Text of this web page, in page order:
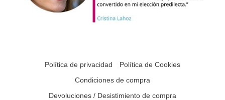
Política de privacidad
Política de Cookies
Condiciones de compra
Devoluciones / Desistimiento de compra